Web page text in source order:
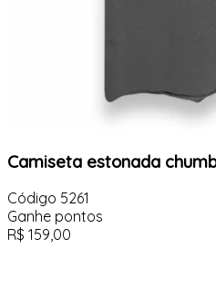
Camiseta estonada
Código 5261
Ganhe pontos
R$ 159,00